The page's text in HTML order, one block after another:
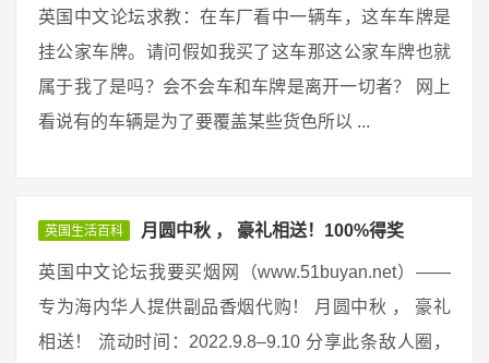
英国中文论坛求教：在车厂看中一辆车，这车车牌是
挂公家车牌。请问假如我买了这车那这公家车牌也就
属于我了是吗？会不会车和车牌是离开一切者？ 网上
看说有的车辆是为了要覆盖某些货色所以 ...
英国生活百科 月圆中秋 ， 豪礼相送！100%得奖
英国中文论坛我要买烟网（www.51buyan.net）——
专为海内华人提供副品香烟代购！ 月圆中秋 ， 豪礼
相送！ 流动时间：2022.9.8–9.10 分享此条敌人圈，